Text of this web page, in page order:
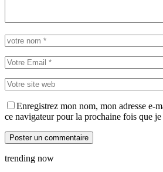
Enregistrez mon nom, mon adresse e-
ce navigateur pour la prochaine fois que
trending now